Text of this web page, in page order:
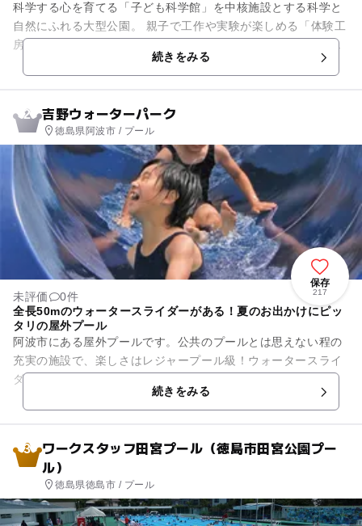
科学する心を育てる「子ども科学館」を中核施設とする科学と
自然にふれる大型公園。 親子で工作や実験が楽しめる「体験工
房」、徳島の自然風景などをイメージした空間を小舟に乗って
移動するウォーターライ...続きをみる
2 吉野ウォーターパーク
徳島県阿波市 / プール
保存
217
未評価
0件
全長50mのウォータースライダーがある！夏のお出かけにピッ
タリの屋外プール
阿波市にある屋外プールです。公共のプールとは思えない程の
充実の施設で、楽しさはレジャープール級！ウォータースライ
ダーは全長50mと30mの2コースあり、迫力満点！子ども用プ
ールには、ミニサイズの...続きをみる
3
ワークスタッフ田宮プール（徳島市田宮公園プー
ル）
徳島県徳島市 / プール